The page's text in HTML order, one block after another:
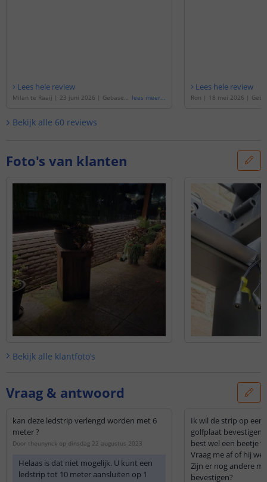
Lees hele review
Milan te Raaij | 23 juni 2026 | Gebaseer lees meer...
Lees hele review
Ron | 18 mei 2026 |
Bekijk alle 60 reviews
Foto's van klanten
Bekijk alle klantfoto’s
Vraag & antwoord
kan deze ledstrip verlengd worden met 6
meter ?
Door theunynck op dinsdag 22 augustus 2023
Helaas is dat niet mogelijk. U kunt een
ledstrip tot 10 meter aansluiten op 1
Ik wil de strip op
golfplaat bevestigen
best wel een beetje
Vraag me af of hij
Zijn er nog andere
bevestigen?